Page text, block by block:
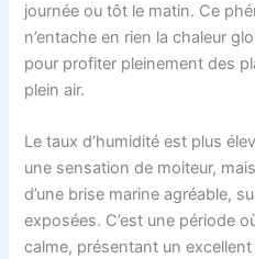
journée ou tôt le matin. Ce
n’entache en rien la chaleur
pour profiter pleinement des
plein air.
Le taux d’humidité est plus
une sensation de moiteur,
d’une brise marine agréable,
exposées. C’est une période
calme, présentant un